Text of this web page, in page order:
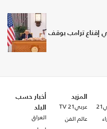
إقناع ترامب بوقف
المزيد
عربي21 TV
عالم الفن
أخبار حسب
البلد
العراق